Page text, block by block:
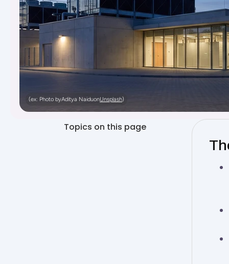
(ex: Photo byAditya NaiduonUnsplash)
Topics on this page